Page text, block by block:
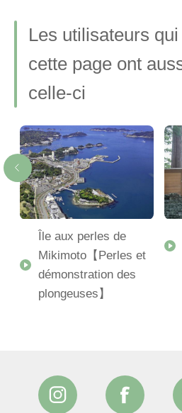
Les utilisateurs
cette page ont
celle-ci
Île aux perles de
Mikimoto【Perles et
démonstration des
plongeuses】